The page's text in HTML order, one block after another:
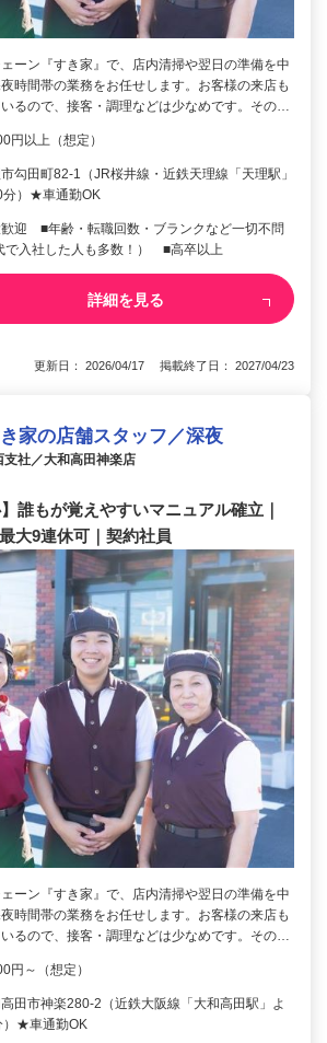
ーン『すき家』で、店内清掃や翌日の準備を中
時間帯の業務をお任せします。お客様の来店も
るので、接客・調理などは少なめです。その…
円以上（想定）
勾田町82-1（JR桜井線・近鉄天理線「天理駅」
分）★車通勤OK
迎 ■年齢・転職回数・ブランクなど一切不問
で入社した人も多数！） ■高卒以上
詳細を見る
更新日： 2026/04/17 掲載終了日： 2027/04/23
家の店舗スタッフ／深夜
社／大和高田神楽店
誰もが覚えやすいマニュアル確立｜
大9連休可｜契約社員
ーン『すき家』で、店内清掃や翌日の準備を中
時間帯の業務をお任せします。お客様の来店も
るので、接客・調理などは少なめです。その…
円～（想定）
田市神楽280-2（近鉄大阪線「大和高田駅」よ
）★車通勤OK